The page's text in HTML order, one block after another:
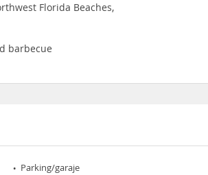
Florida Beaches,
barbecue
Parking/garaje